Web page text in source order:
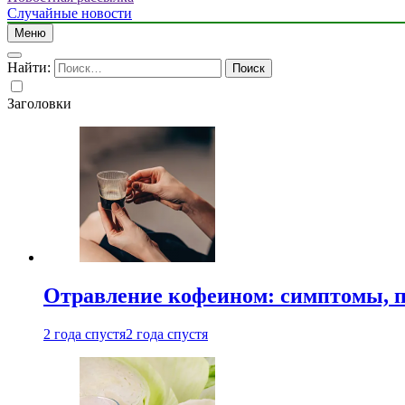
Случайные новости
Меню
Найти:
Заголовки
Отравление кофеином: симптомы,
2 года спустя2 года спустя